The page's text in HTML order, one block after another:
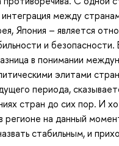
между
Япония – является
и
в понимании
элитами
периода,
стран до сих пор. И
регионе на данный
стабильным, и